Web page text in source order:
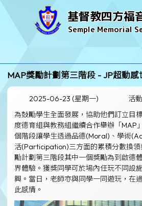
基督教四方福
Semple Memorial
MAP獎勵計劃第三階段 - JP超動感
2025-06-23 (星期一)
活
為鼓勵學生全面發展，協助他們訂立目
度德育組與教務組繼續合作舉辦「MAP
個階段讓學生透過品德(Moral)、學術
活(Participation)三方面的累積分數換
勵計劃第三階段其中一個獎勵為到啟德
界體驗。獲獎同學可於場內任玩不同設
興。當日，老師亦與同學一同遊玩，在
此感情。